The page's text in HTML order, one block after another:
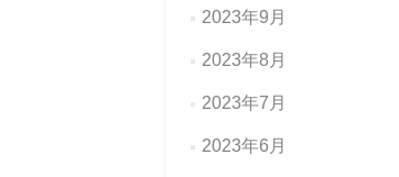
2023年9月
2023年8月
2023年7月
2023年6月